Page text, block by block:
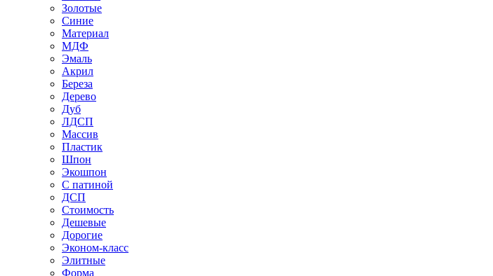
Золотые
Синие
Материал
МДФ
Эмаль
Акрил
Береза
Дерево
Дуб
ЛДСП
Массив
Пластик
Шпон
Экошпон
С патиной
ДСП
Стоимость
Дешевые
Дорогие
Эконом-класс
Элитные
Форма